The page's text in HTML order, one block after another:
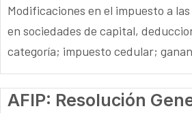
Modificaciones en el impuesto a
en sociedades de capital,
categoría; impuesto cedular;
AFIP: Resolución